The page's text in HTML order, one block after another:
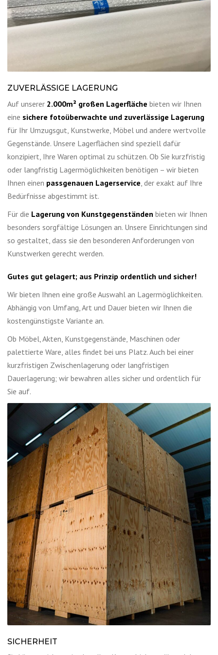
ZUVERLÄSSIGE LAGERUNG
Auf unserer 2.000m² großen Lagerfläche bieten wir Ihnen
eine sichere fotoüberwachte und zuverlässige Lagerung
für Ihr Umzugsgut, Kunstwerke, Möbel und andere wertvolle
Gegenstände. Unsere Lagerflächen sind speziell dafür
konzipiert, Ihre Waren optimal zu schützen. Ob Sie kurzfristig
oder langfristig Lagermöglichkeiten benötigen – wir bieten
Ihnen einen passgenauen Lagerservice , der exakt auf Ihre
Bedürfnisse abgestimmt ist.
Für die Lagerung von Kunstgegenständen bieten wir Ihnen
besonders sorgfältige Lösungen an. Unsere Einrichtungen sind
so gestaltet, dass sie den besonderen Anforderungen von
Kunstwerken gerecht werden.
Gutes gut gelagert; aus Prinzip ordentlich und sicher!
Wir bieten Ihnen eine große Auswahl an Lagermöglichkeiten.
Abhängig von Umfang, Art und Dauer bieten wir Ihnen die
kostengünstigste Variante an.
Ob Möbel, Akten, Kunstgegenstände, Maschinen oder
palettierte Ware, alles findet bei uns Platz. Auch bei einer
kurzfristigen Zwischenlagerung oder langfristigen
Dauerlagerung; wir bewahren alles sicher und ordentlich für
Sie auf.
SICHERHEIT